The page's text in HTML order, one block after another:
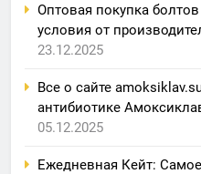
Оптовая покупка
условия от
23.12.2025
Все о сайте
антибиотике
05.12.2025
Ежедневная Кейт: